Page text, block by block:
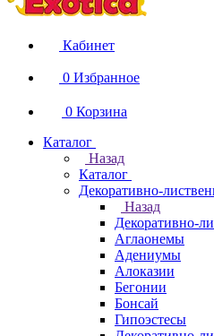
Кабинет
0 Избранное
0 Корзина
Каталог
Назад
Каталог
Декоративно-
Назад
Декоративно-
Аглаонемы
Адениумы
Алоказии
Бегонии
Бонсай
Гипоэстесы